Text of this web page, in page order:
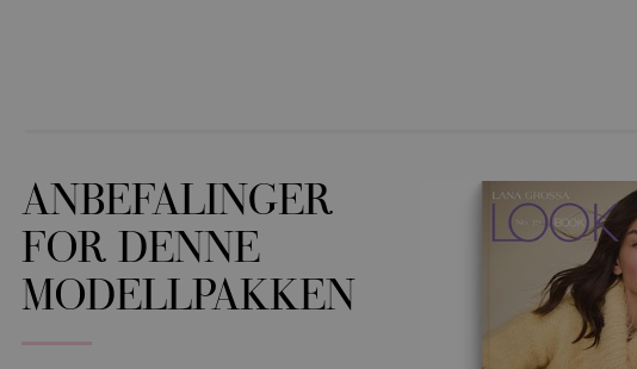
ANBEFALINGER
FOR DENNE
MODELLPAKKEN